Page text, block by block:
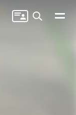
Zoeken